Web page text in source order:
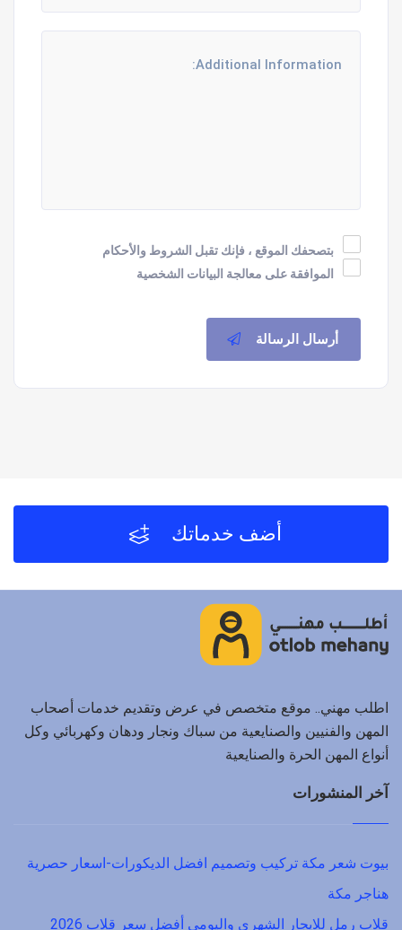
بتصحفك الموقع ، فإنك تقبل الشروط والأحكام
الموافقة على معالجة البيانات الشخصية
أرسال الرسالة
أضف خدماتك
اطلب مهني.. موقع متخصص في عرض وتقديم خدمات أصحاب
المهن والفنيين والصنايعية من سباك ونجار ودهان وكهربائي وكل
أنواع المهن الحرة والصنايعية
آخر المنشورات
بيوت شعر مكة تركيب وتصميم افضل الديكورات-اسعار حصرية
هناجر مكة
قلاب رمل للايجار الشهري واليومي أفضل سعر قلاب 2026